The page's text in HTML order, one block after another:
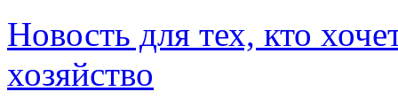
Новость для тех, кто
хозяйство